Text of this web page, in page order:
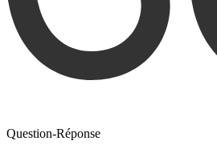
Question-Réponse